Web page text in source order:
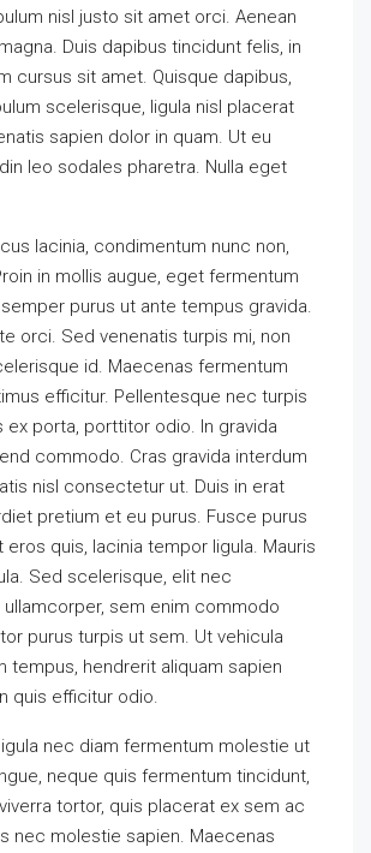
nisl justo sit amet orci. Aenean
Duis dapibus tincidunt felis, in
cursus sit amet. Quisque dapibus,
scelerisque, ligula nisl placerat
sapien dolor in quam. Ut eu
leo sodales pharetra. Nulla eget
lacinia, condimentum nunc non,
in mollis augue, eget fermentum
purus ut ante tempus gravida.
orci. Sed venenatis turpis mi, non
id. Maecenas fermentum
efficitur. Pellentesque nec turpis
ex porta, porttitor odio. In gravida
commodo. Cras gravida interdum
nisl consectetur ut. Duis in erat
pretium et eu purus. Fusce purus
eros quis, lacinia tempor ligula. Mauris
Sed scelerisque, elit nec
sem enim commodo
purus turpis ut sem. Ut vehicula
tempus, hendrerit aliquam sapien
quis efficitur odio.
nec diam fermentum molestie ut
neque quis fermentum tincidunt,
tortor, quis placerat ex sem ac
nec molestie sapien. Maecenas